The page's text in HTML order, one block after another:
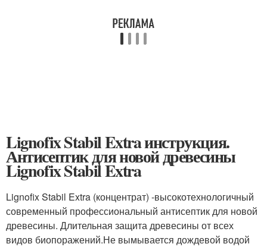
Lignofix Stabil Extra инструкция.
Антисептик для новой древесины
Lignofix Stabil Extra
Lignofix Stabil Extra (концентрат) -высокотехнологичный
современный профессиональный антисептик для новой
древесины. Длительная защита древесины от всех
видов биопоражений.Не вымывается дождевой водой